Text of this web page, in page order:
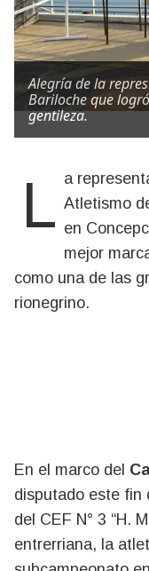
Alegría de la
Bariloche que
gentileza.
La representante de la Escuela Municipal de Atletismo
en
mejor
como una de las
rionegrino.
En el marco del
disputado este fin
del CEF N° 3 “H.
entrerriana, la